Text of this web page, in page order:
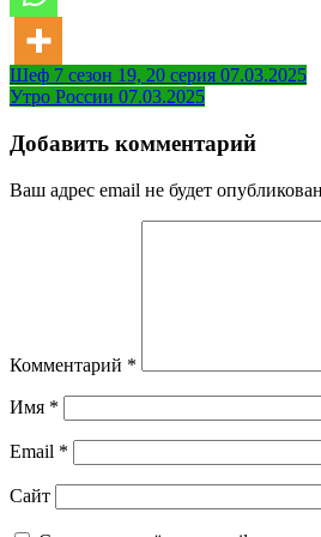
Навигация
по
записям
Шеф 7 сезон 19, 20 серия 07.03.2025
Утро России 07.03.2025
Добавить комментарий
Ваш адрес email не будет
Комментарий *
Имя *
Email *
Сайт